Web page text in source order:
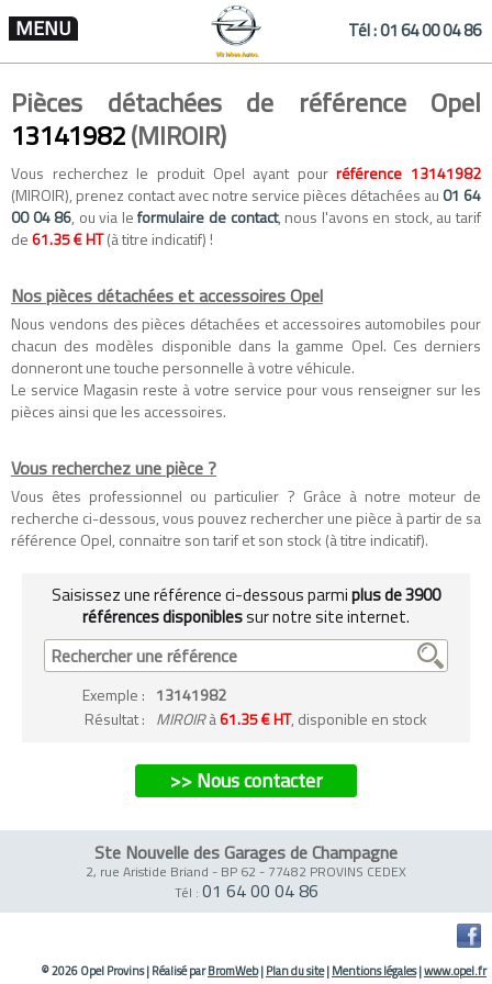
MENU Tél :01 64 00 04 86
Pièces détachées de référence Opel
13141982(MIROIR)
Vous recherchez le produit Opel ayant pourréférence 13141982
(MIROIR), prenez contact avec notre service pièces détachées au 01 64
00 04 86, ou via leformulaire de contact, nous l'avons en stock, au tarif
de61.35 € HT(à titre indicatif) !
Nos pièces détachées et accessoires Opel
Nous vendons des pièces détachées etaccessoires automobiles pour
chacun des modèles disponible dans la gamme Opel. Ces derniers
donneront une touche personnelle à votre véhicule.
Le service Magasin reste à votre service pour vous renseigner sur les
pièces ainsi que les accessoires.
Vous recherchez une pièce ?
Vous êtes professionnel ou particulier ? Grâce à notre moteur de
recherche ci-dessous, vous pouvez rechercher une pièce à partir de sa
référence Opel, connaitre son tarif et son stock (à titre indicatif).
Saisissez une référence ci-dessous parmiplus de 3900
références disponiblessur notre site internet.
Exemple : 13141982
Résultat : MIROIRà61.35 € HT, disponible en stock
>> Nous contacter
Ste Nouvelle des Garages de Champagne
2, rue Aristide Briand - BP 62 - 77482 PROVINS CEDEX
Tél : 01 64 00 04 86
© 2026 Opel Provins|Réalisé parBromWeb|Plan du site|Mentions légales|www.opel.fr